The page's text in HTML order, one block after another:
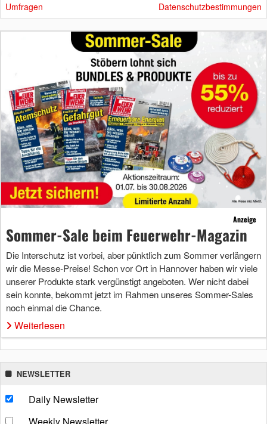
Umfragen Datenschutzbestimmungen
Anzeige
Sommer-Sale beim Feuerwehr-Magazin
Die Interschutz ist vorbei, aber pünktlich zum Sommer verlängern
wir die Messe-Preise! Schon vor Ort in Hannover haben wir viele
unserer Produkte stark vergünstigt angeboten. Wer nicht dabei
sein konnte, bekommt jetzt im Rahmen unseres Sommer-Sales
noch einmal die Chance.
Weiterlesen
NEWSLETTER
Daily Newsletter
Weekly Newsletter